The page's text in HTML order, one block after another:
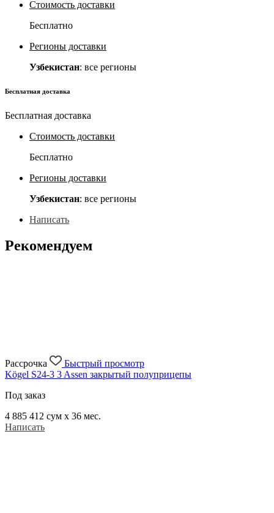
Стоимость доставки
Бесплатно
Регионы доставки
Узбекистан: все регионы
Бесплатная доставка
Бесплатная доставка
Стоимость доставки
Бесплатно
Регионы доставки
Узбекистан: все регионы
Написать
Рекомендуем
Рассрочка
Быстрый просмотр
Kögel S24-3 3 Assen закрытый полуприцепы
Под заказ
4 885 412 сум x 36 мес.
Написать